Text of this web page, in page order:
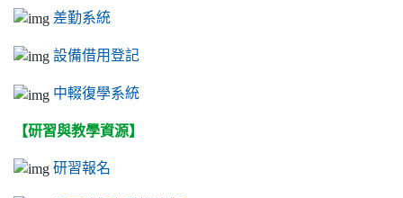
差勤系統
設備借用登記
中輟復學系統
【研習與教學資源】
研習報名